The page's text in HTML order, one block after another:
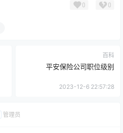
0 0
百科
平安保险公司职位级别
2023-12-6 22:57:28
管理员